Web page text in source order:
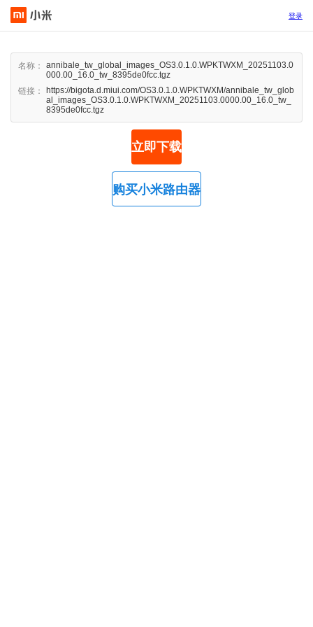
登录
名称：
annibale_tw_global_images_OS3.0.1.0.WPKTWXM_20251103.0
000.00_16.0_tw_8395de0fcc.tgz
链接：
https://bigota.d.miui.com/OS3.0.1.0.WPKTWXM/annibale_tw_glob
al_images_OS3.0.1.0.WPKTWXM_20251103.0000.00_16.0_tw_
8395de0fcc.tgz
立即下载
购买小米路由器